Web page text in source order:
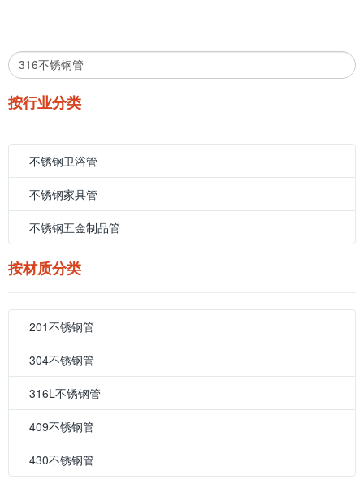
按行业分类
不锈钢卫浴管
不锈钢家具管
不锈钢五金制品管
按材质分类
201不锈钢管
304不锈钢管
316L不锈钢管
409不锈钢管
430不锈钢管